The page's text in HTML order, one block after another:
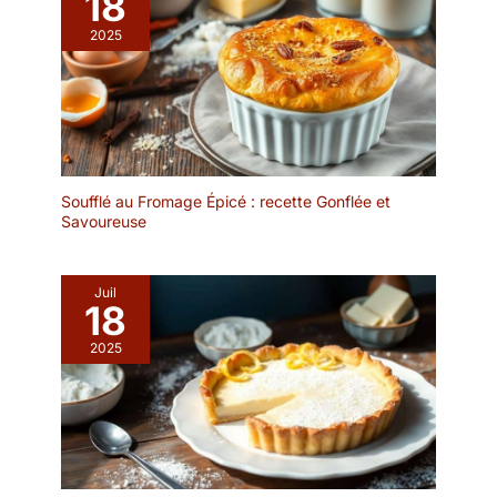
ranger et à manipuler,
idéal pour les cuisines de
toutes tailles et simple à
transporter Entretien
Facile : Nettoyage rapide
avec une éponge
humide, ce qui le rend
pratique pour un usage
quotidien sans effort
dessous de plat est
conçu pour résister à
l'usage quotidien tout en
conservant son allure
naturelle
2025
Soufflé au Fromage Épicé : recette Gonflée et
Savoureuse
Juil
18
2025